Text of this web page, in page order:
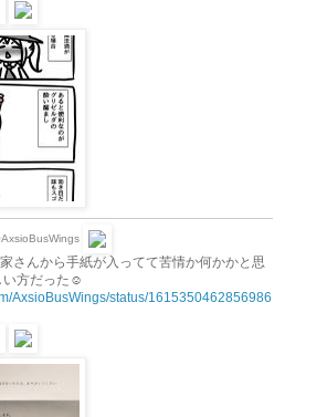
さんから手紙が入ってて苦情か何かかと思
い方だった☺️
AxsioBusWings/status/1615350462856986